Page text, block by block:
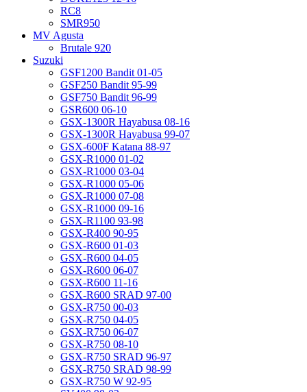
RC8
SMR950
MV Agusta
Brutale 920
Suzuki
GSF1200 Bandit 01-05
GSF250 Bandit 95-99
GSF750 Bandit 96-99
GSR600 06-10
GSX-1300R Hayabusa 08-16
GSX-1300R Hayabusa 99-07
GSX-600F Katana 88-97
GSX-R1000 01-02
GSX-R1000 03-04
GSX-R1000 05-06
GSX-R1000 07-08
GSX-R1000 09-16
GSX-R1100 93-98
GSX-R400 90-95
GSX-R600 01-03
GSX-R600 04-05
GSX-R600 06-07
GSX-R600 11-16
GSX-R600 SRAD 97-00
GSX-R750 00-03
GSX-R750 04-05
GSX-R750 06-07
GSX-R750 08-10
GSX-R750 SRAD 96-97
GSX-R750 SRAD 98-99
GSX-R750 W 92-95